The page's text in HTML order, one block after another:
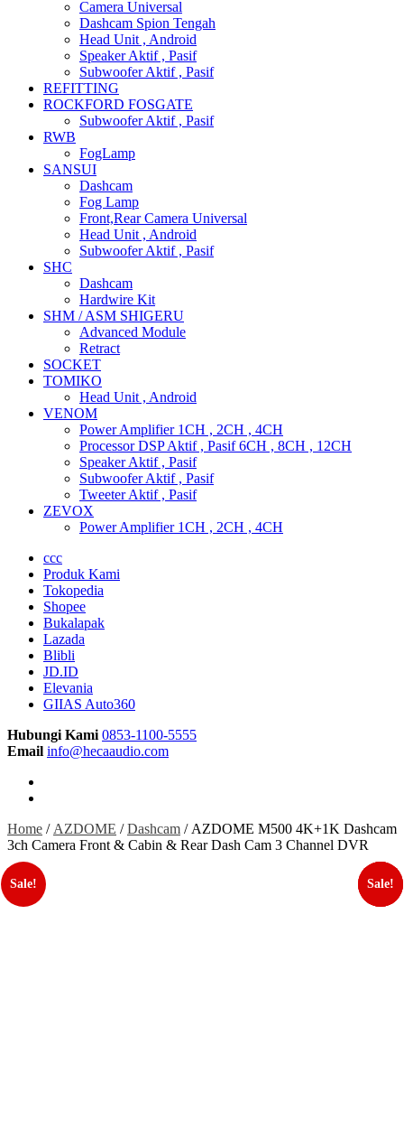
Camera Universal
Dashcam Spion Tengah
Head Unit , Android
Speaker Aktif , Pasif
Subwoofer Aktif , Pasif
REFITTING
ROCKFORD FOSGATE
Subwoofer Aktif , Pasif
RWB
FogLamp
SANSUI
Dashcam
Fog Lamp
Front,Rear Camera Universal
Head Unit , Android
Subwoofer Aktif , Pasif
SHC
Dashcam
Hardwire Kit
SHM / ASM SHIGERU
Advanced Module
Retract
SOCKET
TOMIKO
Head Unit , Android
VENOM
Power Amplifier 1CH , 2CH , 4CH
Processor DSP Aktif , Pasif 6CH , 8CH , 12CH
Speaker Aktif , Pasif
Subwoofer Aktif , Pasif
Tweeter Aktif , Pasif
ZEVOX
Power Amplifier 1CH , 2CH , 4CH
ccc
Produk Kami
Tokopedia
Shopee
Bukalapak
Lazada
Blibli
JD.ID
Elevania
GIIAS Auto360
Hubungi Kami 0853-1100-5555
Email info@hecaaudio.com
Home / AZDOME /Dashcam / AZDOME M500 4K+1K Dashcam
3ch Camera Front & Cabin & Rear Dash Cam 3 Channel DVR
Sale! Sale!
Sale!
Sale!